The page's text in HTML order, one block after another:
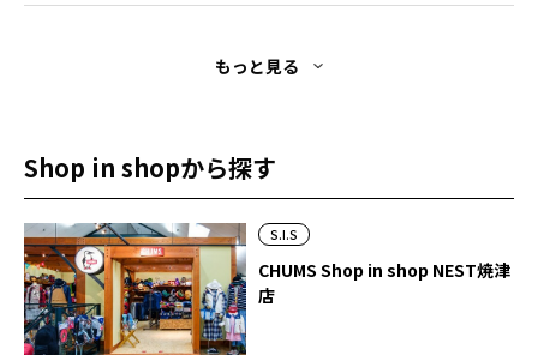
もっと見る
Shop in shopから探す
S.I.S
CHUMS Shop in shop NEST焼津
店